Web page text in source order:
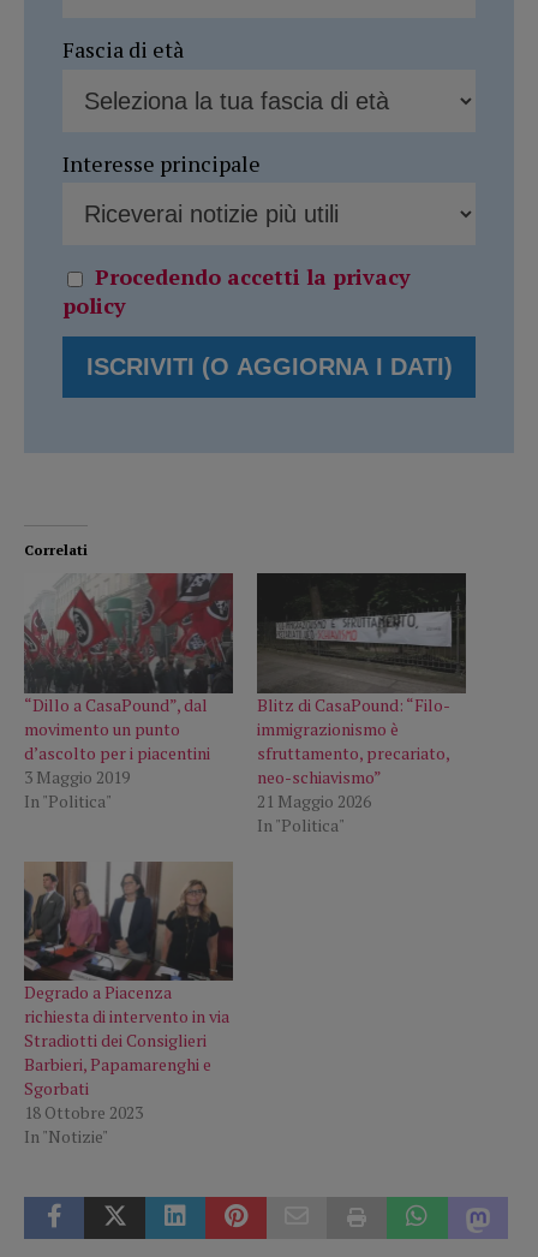
Fascia di età
Interesse principale
Procedendo accetti la privacy
policy
Correlati
“Dillo a CasaPound”, dal
movimento un punto
d’ascolto per i piacentini
3 Maggio 2019
In "Politica"
Blitz di CasaPound: “Filo-
immigrazionismo è
sfruttamento, precariato,
neo-schiavismo”
21 Maggio 2026
In "Politica"
Degrado a Piacenza
richiesta di intervento in via
Stradiotti dei Consiglieri
Barbieri, Papamarenghi e
Sgorbati
18 Ottobre 2023
In "Notizie"